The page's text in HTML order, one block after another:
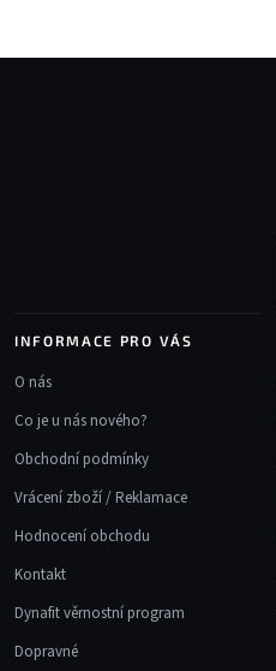
INFORMACE PRO VÁS
O nás
Co je u nás nového?
Obchodní podmínky
Vrácení zboží / Reklamace
Hodnocení obchodu
Kontakt
Dynafit věrnostní program
Dopravné